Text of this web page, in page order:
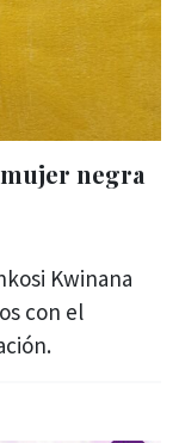
negra
Kwinana
con el